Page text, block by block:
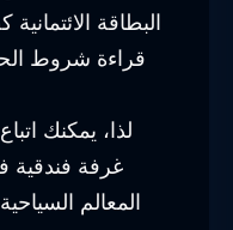
البطاقة
قراءة شروط
لذا، يمكنك
غرفة
المعالم